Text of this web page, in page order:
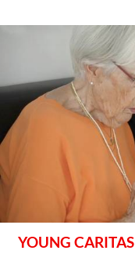
YOUNG CARITAS